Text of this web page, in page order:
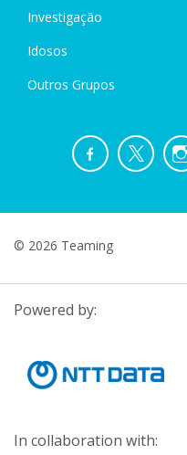
Investigação
Idosos
Outros Grupos
© 2026 Teaming
Powered by:
In collaboration with: